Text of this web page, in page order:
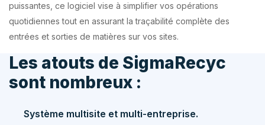
puissantes, ce logiciel vise à simplifier vos opérations
quotidiennes tout en assurant la traçabilité complète des
entrées et sorties de matières sur vos sites.
Les atouts de SigmaRecyc
sont nombreux :
Système multisite et multi-entreprise.